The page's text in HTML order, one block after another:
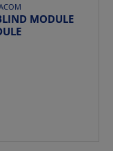
MODULE